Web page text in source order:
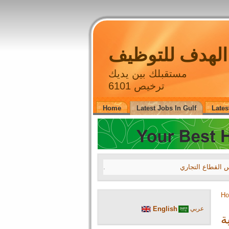
للتوظيف
مستقبلك بين يديك
ترخيص 6101
Home Latest Jobs In Gulf
27 July 2026
A leading
A leading
English عربي